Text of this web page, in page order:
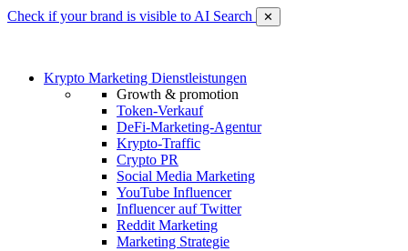
Check if your brand is visible to AI Search ✕
Krypto Marketing Dienstleistungen
Growth & promotion
Token-Verkauf
DeFi-Marketing-Agentur
Krypto-Traffic
Crypto PR
Social Media Marketing
YouTube Influencer
Influencer auf Twitter
Reddit Marketing
Marketing Strategie